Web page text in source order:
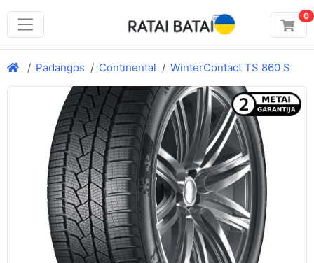
0
Padangos Continental WinterContact TS 860 S